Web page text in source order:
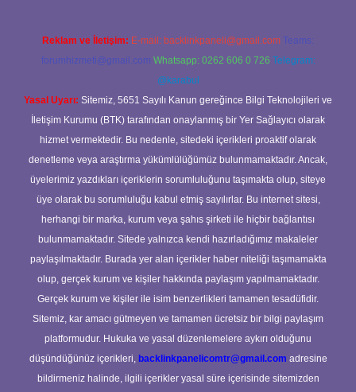
Reklam ve İletişim: E-mail: backlinkpaneli@gmail.com Teams:
forumhizmeti@gmail.com Whatsapp: 0262 606 0 726 Telegram:
@karabul
Yasal Uyarı: Sitemiz, 5651 Sayılı Kanun gereğince Bilgi Teknolojileri ve
İletişim Kurumu (BTK) tarafından onaylanmış bir Yer Sağlayıcı olarak
hizmet vermektedir. Bu nedenle, sitedeki içerikleri proaktif olarak
denetleme veya araştırma yükümlülüğümüz bulunmamaktadır. Ancak,
üyelerimiz yazdıkları içeriklerin sorumluluğunu taşımakta olup, siteye
üye olarak bu sorumluluğu kabul etmiş sayılırlar. Bu internet sitesi,
herhangi bir marka, kurum veya şahıs şirketi ile hiçbir bağlantısı
bulunmamaktadır. Sitede yalnızca kendi hazırladığımız makaleler
paylaşılmaktadır. Burada yer alan içerikler haber niteliği taşımamakta
olup, gerçek kurum ve kişiler hakkında paylaşım yapılmamaktadır.
Gerçek kurum ve kişiler ile isim benzerlikleri tamamen tesadüfidir.
Sitemiz, kar amacı gütmeyen ve tamamen ücretsiz bir bilgi paylaşım
platformudur. Hukuka ve yasal düzenlemelere aykırı olduğunu
düşündüğünüz içerikleri, backlinkpanelicomtr@gmail.com adresine
bildirmeniz halinde, ilgili içerikler yasal süre içerisinde sitemizden